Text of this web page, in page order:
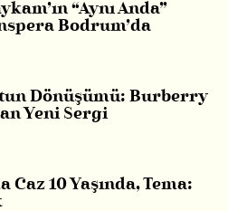
“Aynı Anda”
Bodrum’da
Dönüşümü: Burberry
Yeni Sergi
Caz 10 Yaşında, Tema: